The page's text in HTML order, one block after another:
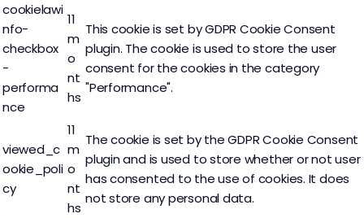
cookielawi
nfo-
checkbox
-
performa
nce
11
m
o
nt
hs
This cookie is set by GDPR Cookie Consent
plugin. The cookie is used to store the user
consent for the cookies in the category
"Performance".
viewed_c
ookie_poli
cy
11
m
o
nt
hs
The cookie is set by the GDPR Cookie Consent
plugin and is used to store whether or not user
has consented to the use of cookies. It does
not store any personal data.